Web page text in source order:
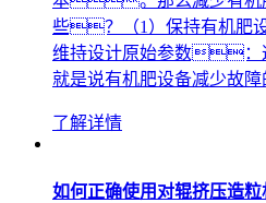
些？（1）保持有机肥
维持设计原始参数
就是说有机肥设备减少故障
了解详情
如何正确使用对辊挤压造